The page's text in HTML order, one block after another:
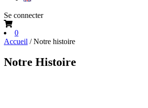
Se connecter
0
Accueil / Notre histoire
Notre Histoire